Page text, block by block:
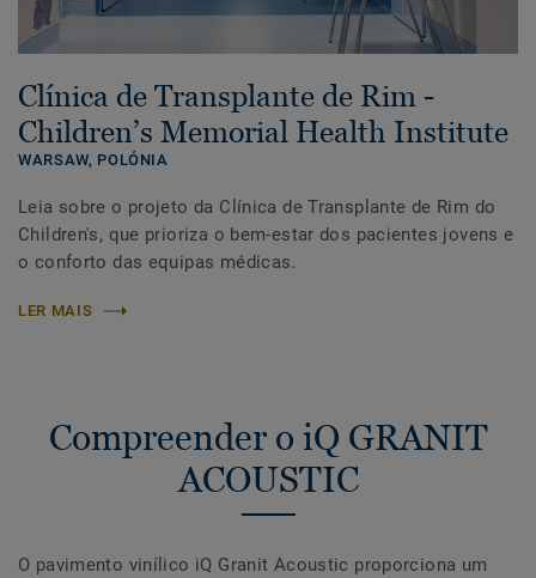
Clínica de Transplante de Rim -
Children’s Memorial Health Institute
WARSAW, POLÓNIA
Leia sobre o projeto da Clínica de Transplante de Rim do
Children's, que prioriza o bem-estar dos pacientes jovens e
o conforto das equipas médicas.
LER MAIS
Compreender o iQ GRANIT
ACOUSTIC
O pavimento vinílico iQ Granit Acoustic proporciona um